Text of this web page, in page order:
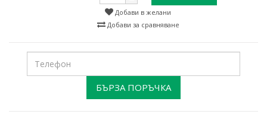
Добави в желани
Добави за сравняване
БЪРЗА ПОРЪЧКА